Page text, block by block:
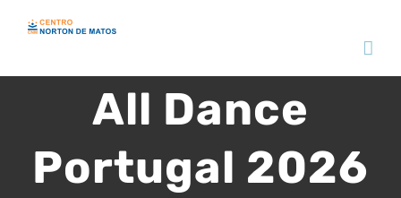
All Dance
Portugal 2026